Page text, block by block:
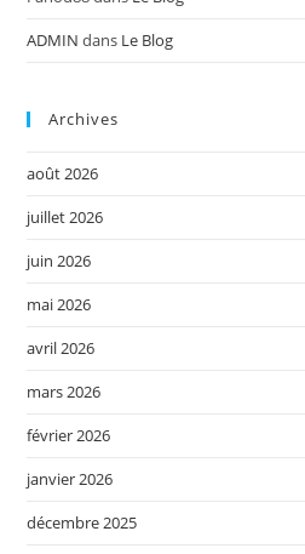
ADMIN dans Le Blog
Archives
août 2026
juillet 2026
juin 2026
mai 2026
avril 2026
mars 2026
février 2026
janvier 2026
décembre 2025